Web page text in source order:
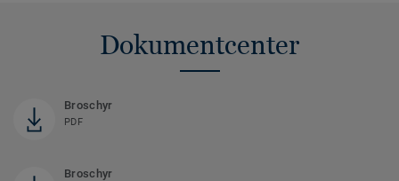
Dokumentcenter
Broschyr
PDF
Broschyr